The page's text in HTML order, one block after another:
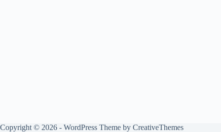
Copyright © 2026 - WordPress Theme by CreativeThemes